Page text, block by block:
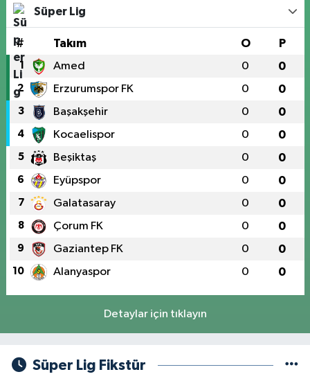
Süper Lig
# Takım O P
1 Amed 0 0
2 Erzurumspor FK 0 0
3 Başakşehir 0 0
4 Kocaelispor 0 0
5 Beşiktaş 0 0
6 Eyüpspor 0 0
7 Galatasaray 0 0
8 Çorum FK 0 0
9 Gaziantep FK 0 0
10 Alanyaspor 0 0
Detaylar için tıklayın
Süper Lig Fikstür